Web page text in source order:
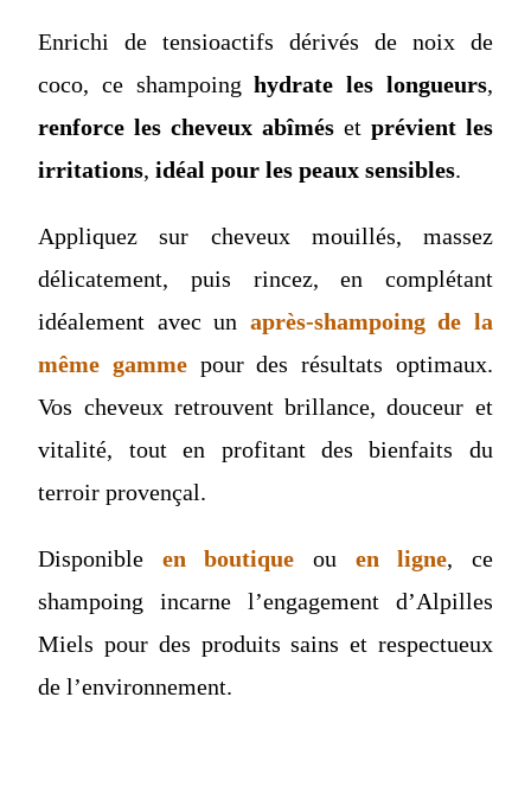
Enrichi de tensioactifs dérivés de noix de
coco, ce shampoinghydrate les longueurs,
renforce les cheveux abîmés et prévient les
irritations,idéal pour les peaux sensibles.
Appliquez sur cheveux mouillés, massez
délicatement, puis rincez, en complétant
idéalement avec un après-shampoing de la
même gamme pour des résultats optimaux.
Vos cheveux retrouvent brillance, douceur et
vitalité, tout en profitant des bienfaits du
terroir provençal.
Disponible en boutique ou en ligne, ce
shampoing incarne l’engagement d’Alpilles
Miels pour des produits sains et respectueux
de l’environnement.